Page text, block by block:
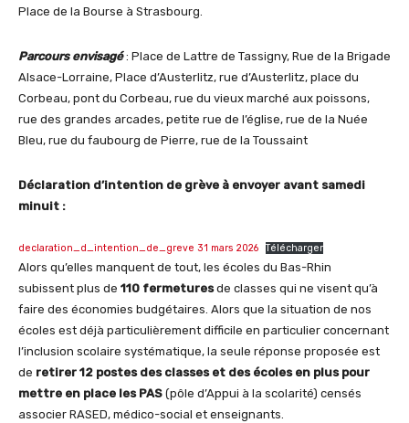
Place de la Bourse à Strasbourg.
Parcours envisagé: Place de Lattre de Tassigny, Rue de la Brigade
Alsace-Lorraine, Place d’Austerlitz, rue d’Austerlitz, place du
Corbeau, pont du Corbeau, rue du vieux marché aux poissons,
rue des grandes arcades, petite rue de l’église, rue de la Nuée
Bleu, rue du faubourg de Pierre, rue de la Toussaint
Déclaration d’intention de grève à envoyer avant samedi
minuit :
declaration_d_intention_de_greve 31 mars 2026 Télécharger
Alors qu’elles manquent de tout, les écoles du Bas-Rhin
subissent plus de 110 fermeturesde classes qui ne visent qu’à
faire des économies budgétaires. Alors que la situation de nos
écoles est déjà particulièrement difficile en particulier concernant
l’inclusion scolaire systématique, la seule réponse proposée est
de retirer 12 postes des classes et des écoles en plus pour
mettre en place les PAS (pôle d’Appui à la scolarité) censés
associer RASED, médico-social et enseignants.